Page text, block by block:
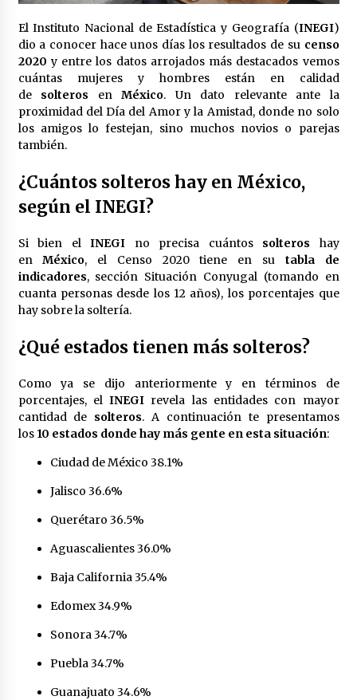
las Mujeres, anuncia Sheinbaum
2 meses atrás
Sheinbaum descarta reunión entre CNTE y
Segob: «ya dimos nuestras propuestas»
2 meses atrás
2 meses atrás
operaciones militares entre ambos países
2 meses atrás
Trump asegura que barcos cargados de
petróleo están empezando a salir de Ormuz
85% de sus exportaciones
2 meses atrás
El Instituto Nacional de Estadística y Geografía (INEGI)
dio a conocer hace unos días los resultados de su censo
2020 y entre los datos arrojados más destacados vemos
cuántas mujeres y hombres están en calidad
de solteros en México. Un dato relevante ante la
proximidad del Día del Amor y la Amistad, donde no solo
los amigos lo festejan, sino muchos novios o parejas
también.
¿Cuántos solteros hay en México,
según el INEGI?
Si bien el INEGI no precisa cuántos solteros hay
enMéxico, el Censo 2020 tiene en su tabla de
indicadores, sección Situación Conyugal (tomando en
cuanta personas desde los 12 años), los porcentajes que
hay sobre la soltería.
¿Qué estados tienen más solteros?
Como ya se dijo anteriormente y en términos de
porcentajes, elINEGI revela las entidades con mayor
cantidad de solteros. A continuación te presentamos
los 10 estados donde hay más gente en esta situación:
Ciudad de México 38.1%
Jalisco 36.6%
Querétaro 36.5%
Aguascalientes 36.0%
Baja California 35.4%
Edomex 34.9%
Sonora 34.7%
Puebla 34.7%
Guanajuato 34.6%